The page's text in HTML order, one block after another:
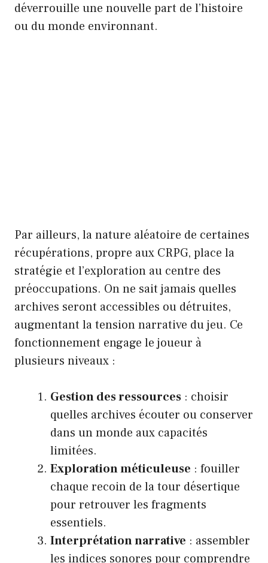
déverrouille une nouvelle part de l’histoire
ou du monde environnant.
Par ailleurs, la nature aléatoire de certaines
récupérations, propre aux CRPG, place la
stratégie et l’exploration au centre des
préoccupations. On ne sait jamais quelles
archives seront accessibles ou détruites,
augmentant la tension narrative du jeu. Ce
fonctionnement engage le joueur à
plusieurs niveaux :
Gestion des ressources : choisir
quelles archives écouter ou conserver
dans un monde aux capacités
limitées.
Exploration méticuleuse : fouiller
chaque recoin de la tour désertique
pour retrouver les fragments
essentiels.
Interprétation narrative : assembler
les indices sonores pour comprendre